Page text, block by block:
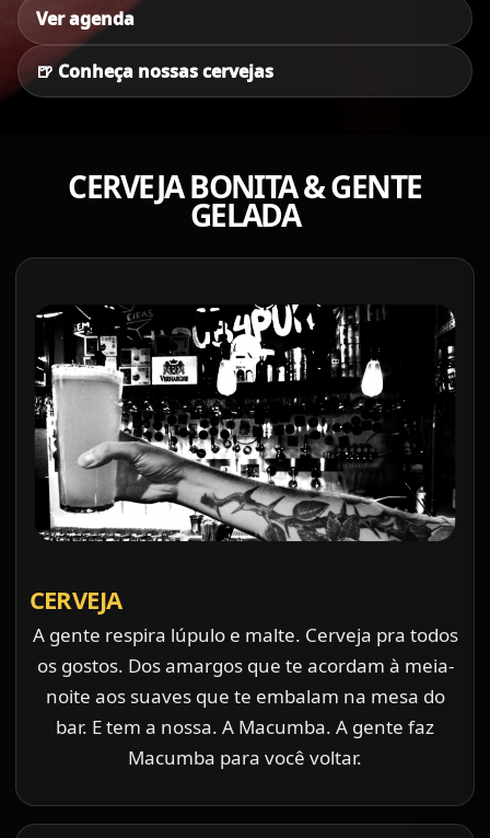
Ver agenda
🍺 Conheça nossas cervejas
CERVEJA BONITA & GENTE
GELADA
CERVEJA
A gente respira lúpulo e malte. Cerveja pra todos
os gostos. Dos amargos que te acordam à meia-
noite aos suaves que te embalam na mesa do
bar. E tem a nossa. A Macumba. A gente faz
Macumba para você voltar.